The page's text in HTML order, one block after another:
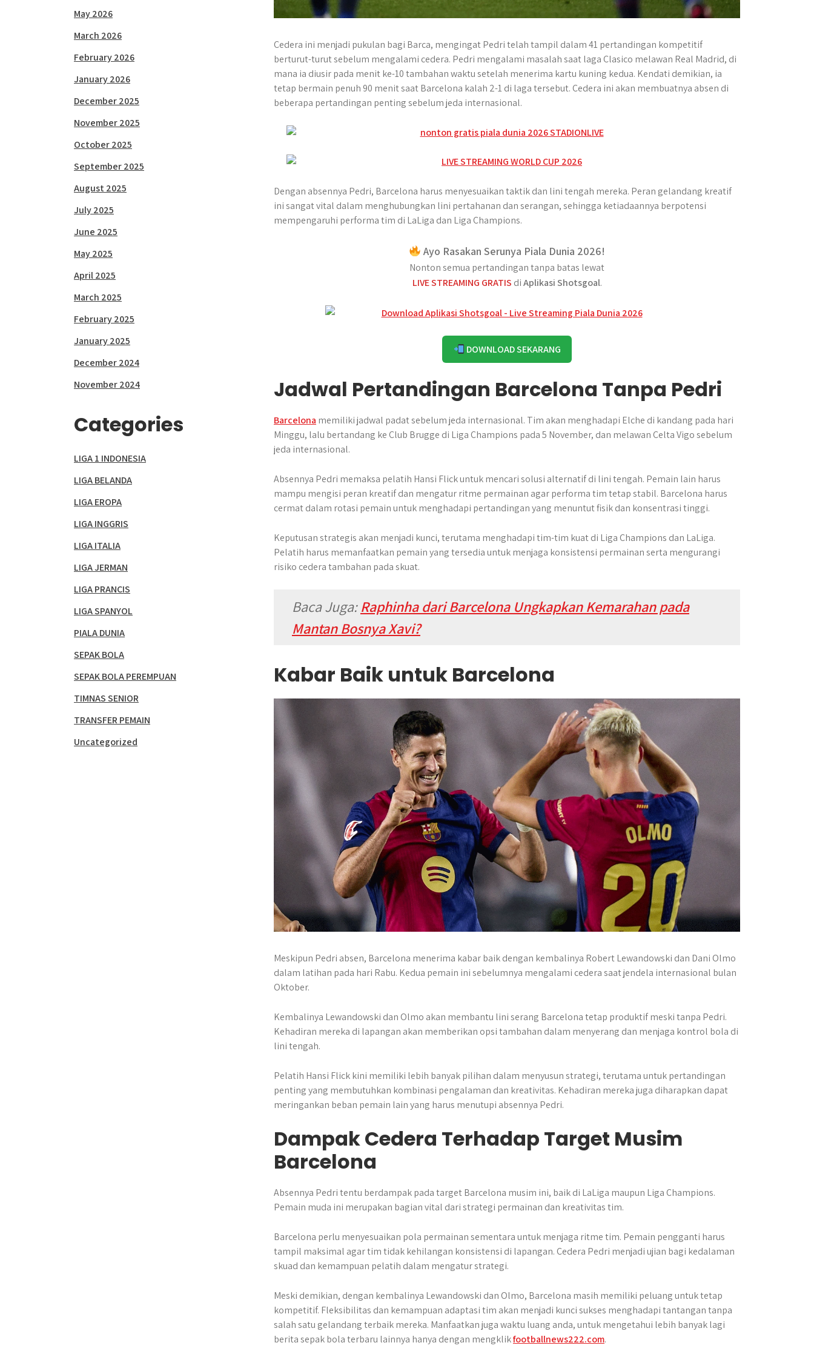
Cedera ini menjadi pukulan bagi Barca, mengingat Pedri telah tampil dalam 41 pertandingan kompetitif
berturut-turut sebelum mengalami cedera. Pedri mengalami masalah saat laga Clasico melawan Real Madrid, di
mana ia diusir pada menit ke-10 tambahan waktu setelah menerima kartu kuning kedua. Kendati demikian, ia
tetap bermain penuh 90 menit saat Barcelona kalah 2-1 di laga tersebut. Cedera ini akan membuatnya absen di
beberapa pertandingan penting sebelum jeda internasional.
Dengan absennya Pedri, Barcelona harus menyesuaikan taktik dan lini tengah mereka. Peran gelandang kreatif
ini sangat vital dalam menghubungkan lini pertahanan dan serangan, sehingga ketiadaannya berpotensi
mempengaruhi performa tim di LaLiga dan Liga Champions.
Ayo Rasakan Serunya Piala Dunia 2026!
Nonton semua pertandingan tanpa batas lewat
LIVE STREAMING GRATIS diAplikasi Shotsgoal.
DOWNLOAD SEKARANG
Jadwal Pertandingan Barcelona Tanpa Pedri
Barcelona memiliki jadwal padat sebelum jeda internasional. Tim akan menghadapi Elche di kandang pada hari
Minggu, lalu bertandang ke Club Brugge di Liga Champions pada 5 November, dan melawan Celta Vigo sebelum
jeda internasional.
Absennya Pedri memaksa pelatih Hansi Flick untuk mencari solusi alternatif di lini tengah. Pemain lain harus
mampu mengisi peran kreatif dan mengatur ritme permainan agar performa tim tetap stabil. Barcelona harus
cermat dalam rotasi pemain untuk menghadapi pertandingan yang menuntut fisik dan konsentrasi tinggi.
Keputusan strategis akan menjadi kunci, terutama menghadapi tim-tim kuat di Liga Champions dan LaLiga.
Pelatih harus memanfaatkan pemain yang tersedia untuk menjaga konsistensi permainan serta mengurangi
risiko cedera tambahan pada skuat.
Baca Juga:Raphinha dari Barcelona Ungkapkan Kemarahan pada
Mantan Bosnya Xavi?
Kabar Baik untuk Barcelona
Meskipun Pedri absen, Barcelona menerima kabar baik dengan kembalinya Robert Lewandowski dan Dani Olmo
dalam latihan pada hari Rabu. Kedua pemain ini sebelumnya mengalami cedera saat jendela internasional bulan
Oktober.
Kembalinya Lewandowski dan Olmo akan membantu lini serang Barcelona tetap produktif meski tanpa Pedri.
Kehadiran mereka di lapangan akan memberikan opsi tambahan dalam menyerang dan menjaga kontrol bola di
lini tengah.
Pelatih Hansi Flick kini memiliki lebih banyak pilihan dalam menyusun strategi, terutama untuk pertandingan
penting yang membutuhkan kombinasi pengalaman dan kreativitas. Kehadiran mereka juga diharapkan dapat
meringankan beban pemain lain yang harus menutupi absennya Pedri.
Dampak Cedera Terhadap Target Musim
Barcelona
Absennya Pedri tentu berdampak pada target Barcelona musim ini, baik di LaLiga maupun Liga Champions.
Pemain muda ini merupakan bagian vital dari strategi permainan dan kreativitas tim.
Barcelona perlu menyesuaikan pola permainan sementara untuk menjaga ritme tim. Pemain pengganti harus
tampil maksimal agar tim tidak kehilangan konsistensi di lapangan. Cedera Pedri menjadi ujian bagi kedalaman
skuad dan kemampuan pelatih dalam mengatur strategi.
Meski demikian, dengan kembalinya Lewandowski dan Olmo, Barcelona masih memiliki peluang untuk tetap
kompetitif. Fleksibilitas dan kemampuan adaptasi tim akan menjadi kunci sukses menghadapi tantangan tanpa
salah satu gelandang terbaik mereka. Manfaatkan juga waktu luang anda, untuk mengetahui lebih banyak lagi
berita sepak bola terbaru lainnya hanya dengan mengklikfootballnews222.com.
May 2026
March 2026
February 2026
January 2026
December 2025
November 2025
October 2025
September 2025
August 2025
July 2025
June 2025
May 2025
April 2025
March 2025
February 2025
January 2025
December 2024
November 2024
Categories
LIGA 1 INDONESIA
LIGA BELANDA
LIGA EROPA
LIGA INGGRIS
LIGA ITALIA
LIGA JERMAN
LIGA PRANCIS
LIGA SPANYOL
PIALA DUNIA
SEPAK BOLA
SEPAK BOLA PEREMPUAN
TIMNAS SENIOR
TRANSFER PEMAIN
Uncategorized